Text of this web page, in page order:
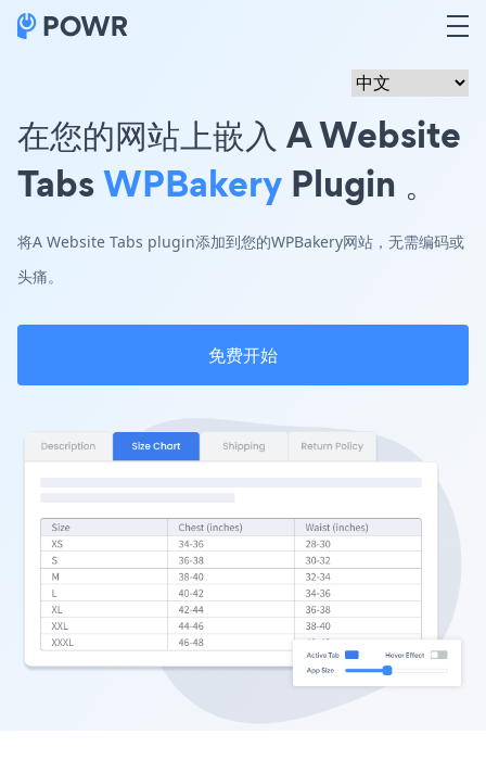
在您的网站上嵌入 A Website
TabsWPBakery Plugin 。
将A Website Tabs plugin添加到您的WPBakery网站，无需编码或
头痛。
免费开始